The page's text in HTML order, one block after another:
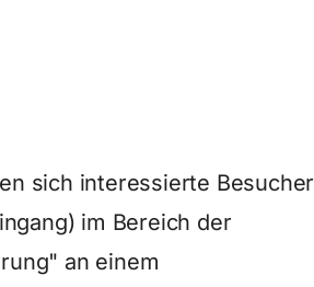
sich interessierte Besucher
im Bereich der
an einem